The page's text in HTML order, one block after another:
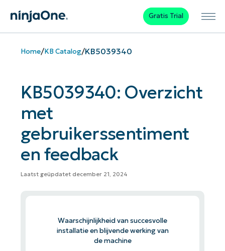
Gratis Trial
Home/KB Catalog/KB5039340
KB5039340: Overzicht
met
gebruikerssentiment
en feedback
Laatst geüpdatet december 21, 2024
Waarschijnlijkheid van succesvolle
installatie en blijvende werking van
de machine